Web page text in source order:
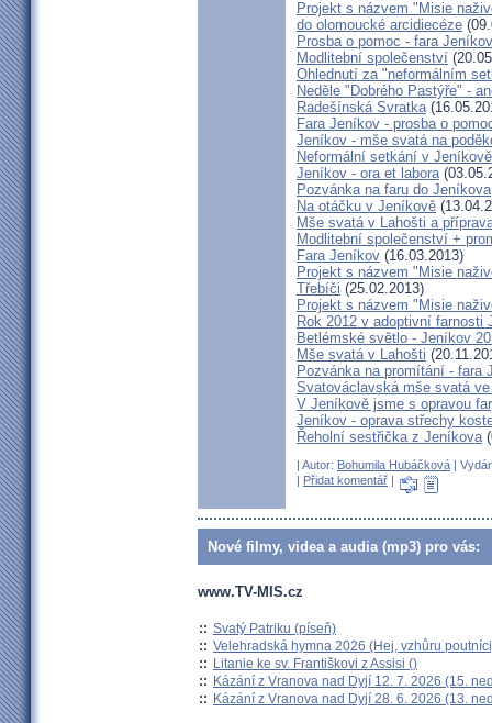
Projekt s názvem "Misie
do olomoucké arcidiecéze
Prosba o pomoc - fara Jeníkov
Modlitební společenství
Ohlednutí za "neformálním
Neděle "Dobrého Pastýře" -
Radešínská Svratka
Fara Jeníkov - prosba o
Jeníkov - mše svatá na
Neformální setkání v
Jeníkov - ora et labora
Pozvánka na faru do Jeníkova
Na otáčku v Jeníkově
Mše svatá v Lahošti a
Modlitební společenství +
Fara Jeníkov (16.03.2013)
Projekt s názvem "Misie
Třebíči (25.02.2013)
Projekt s názvem "Misie
Rok 2012 v adoptivní farnosti
Betlémské světlo - Jeníkov
Mše svatá v Lahošti
Pozvánka na promítání - fara
Svatováclavská mše svatá
V Jeníkově jsme s opravou
Jeníkov - oprava střechy
Řeholní sestřička z Jeníkova
| Autor: Bohumila Hubáčková |
| Přidat komentář |
Nové filmy, videa a audia (mp3) pro vás:
www.TV-MIS.cz
:: Svatý Patriku (píseň)
:: Velehradská hymna 2026 (Hej, vzhůru
:: Litanie ke sv. Františkovi z Assisi ()
:: Kázání z Vranova nad Dyjí 12. 7. 2026 (15.
:: Kázání z Vranova nad Dyjí 28. 6. 2026 (13.